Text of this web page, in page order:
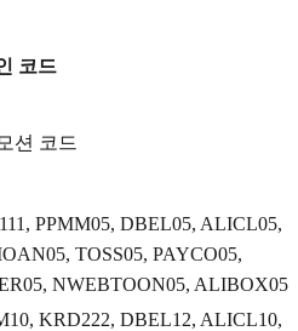
코드
션 코드
PPMM05, DBEL05, ALICL05,
TOSS05, PAYCO05,
NWEBTOON05, ALIBOX05
KRD222, DBEL12, ALICL10,